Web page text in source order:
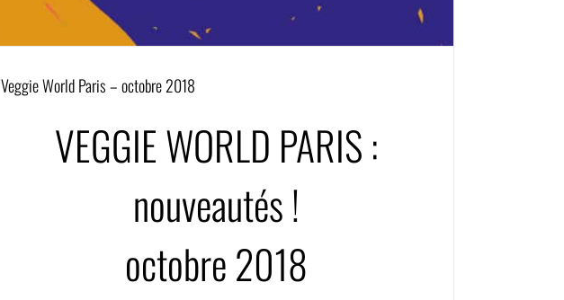
Veggie World Paris – octobre 2018
VEGGIE WORLD PARIS :
nouveautés !
octobre 2018